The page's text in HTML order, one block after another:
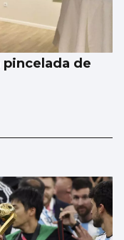
pincelada de